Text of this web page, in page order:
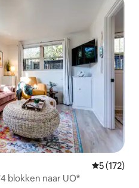
5 (172)
blokken naar UO*